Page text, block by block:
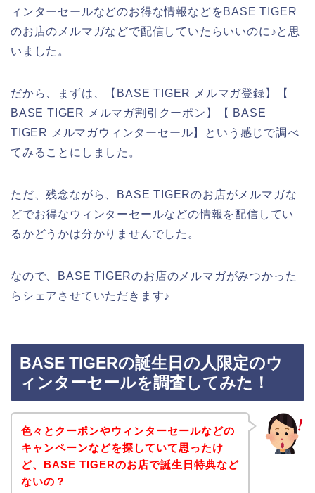
ィンターセールなどのお得な情報などをBASE TIGER
のお店のメルマガなどで配信していたらいいのに♪と思
いました。
だから、まずは、【BASE TIGER メルマガ登録】【
BASE TIGER メルマガ割引クーポン】【 BASE
TIGER メルマガウィンターセール】という感じで調べ
てみることにしました。
ただ、残念ながら、BASE TIGERのお店がメルマガな
どでお得なウィンターセールなどの情報を配信してい
るかどうかは分かりませんでした。
なので、BASE TIGERのお店のメルマガがみつかった
らシェアさせていただきます♪
BASE TIGERの誕生日の人限定のウ
ィンターセールを調査してみた！
色々とクーポンやウィンターセールなどの
キャンペーンなどを探していて思ったけ
ど、BASE TIGERのお店で誕生日特典など
ないの？